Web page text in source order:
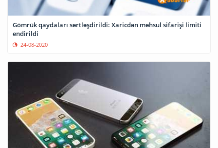
Gömrük qaydaları sərtləşdirildi: Xaricdən məhsul sifarişi limiti
endirildi
24-08-2020